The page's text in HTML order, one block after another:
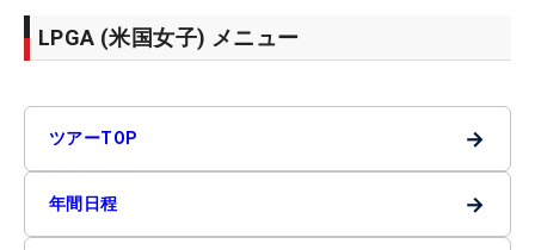
LPGA (米国女子) メニュー
ツアーTOP →
年間日程 →